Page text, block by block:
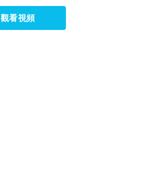
觀看視頻